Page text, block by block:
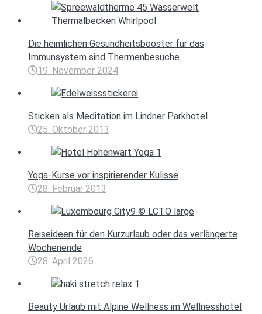
Die heimlichen Gesundheitsbooster für das
Immunsystem sind Thermenbesuche
19. November 2024
Sticken als Meditation im Lindner Parkhotel
25. Oktober 2013
Yoga-Kurse vor inspirierender Kulisse
28. Februar 2013
Reiseideen für den Kurzurlaub oder das verlängerte
Wochenende
28. April 2026
Beauty Urlaub mit Alpine Wellness im Wellnesshotel